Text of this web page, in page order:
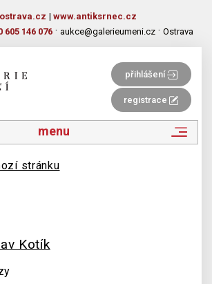
| www.antiksrnec.cz
605 146 076 · aukce@galerieumeni.cz · Ostrava
přihlášení
registrace
menu
stránku
Kotík